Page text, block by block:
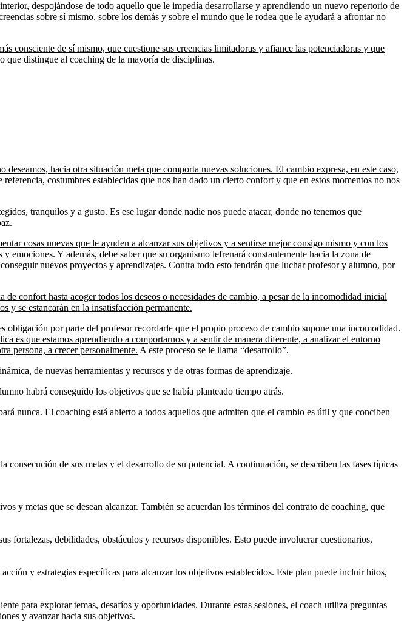
despojándose de todo aquello que le impedía desarrollarse y aprendiendo un nuevo repertorio de
sobre sí mismo, sobre los demás y sobre el mundo que le rodea que le ayudará a afrontar no
consciente de sí mismo, que cuestione sus creencias limitadoras y afiance las potenciadoras y que
que distingue al coaching de la mayoría de disciplinas.
hacia otra situación meta que comporta nuevas soluciones. El cambio expresa, en este caso,
costumbres establecidas que nos han dado un cierto confort y que en estos momentos no nos
tranquilos y a gusto. Es ese lugar donde nadie nos puede atacar, donde no tenemos que
cosas nuevas que le ayuden a alcanzar sus objetivos y a sentirse mejor consigo mismo y con los
Y además, debe saber que su organismo lefrenará constantemente hacia la zona de
nuevos proyectos y aprendizajes. Contra todo esto tendrán que luchar profesor y alumno, por
confort hasta acoger todos los deseos o necesidades de cambio, a pesar de la incomodidad inicial
y se estancarán en la insatisfacción permanente.
obligación por parte del profesor recordarle que el propio proceso de cambio supone una incomodidad.
es que estamos aprendiendo a comportarnos y a sentir de manera diferente, a analizar el entorno
persona, a crecer personalmente. A este proceso se le llama “desarrollo”.
de nuevas herramientas y recursos y de otras formas de aprendizaje.
habrá conseguido los objetivos que se había planteado tiempo atrás.
nunca. El coaching está abierto a todos aquellos que admiten que el cambio es útil y que conciben
de sus metas y el desarrollo de su potencial. A continuación, se describen las fases típicas
y metas que se desean alcanzar. También se acuerdan los términos del contrato de coaching, que
fortalezas, debilidades, obstáculos y recursos disponibles. Esto puede involucrar cuestionarios,
y estrategias específicas para alcanzar los objetivos establecidos. Este plan puede incluir hitos,
para explorar temas, desafíos y oportunidades. Durante estas sesiones, el coach utiliza preguntas
y avanzar hacia sus objetivos.